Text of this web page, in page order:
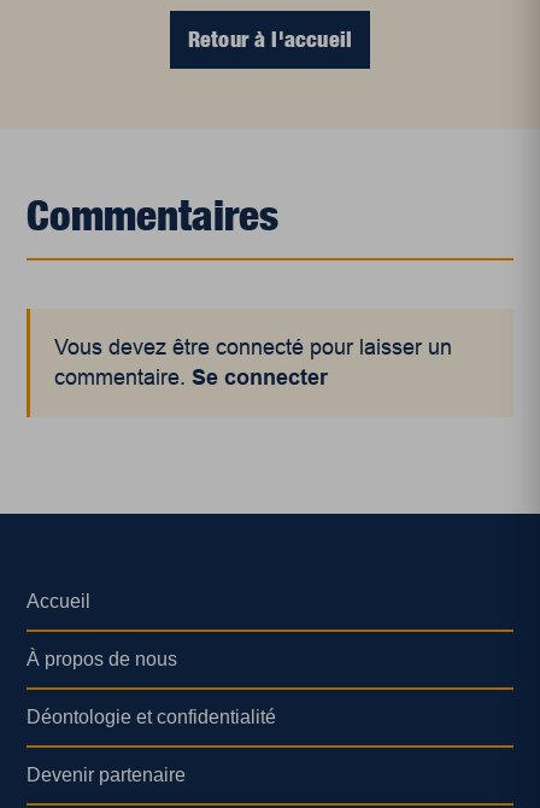
Retour à l'accueil
Commentaires
Vous devez être connecté pour laisser un
commentaire.Se connecter
Accueil
À propos de nous
Déontologie et confidentialité
Devenir partenaire